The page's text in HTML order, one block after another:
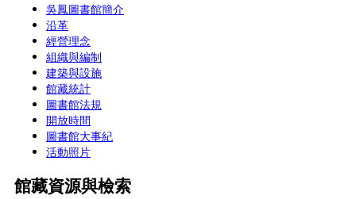
吳鳳圖書館簡介
沿革
經營理念
組織與編制
建築與設施
館藏統計
圖書館法規
開放時間
圖書館大事紀
活動照片
館藏資源與檢索